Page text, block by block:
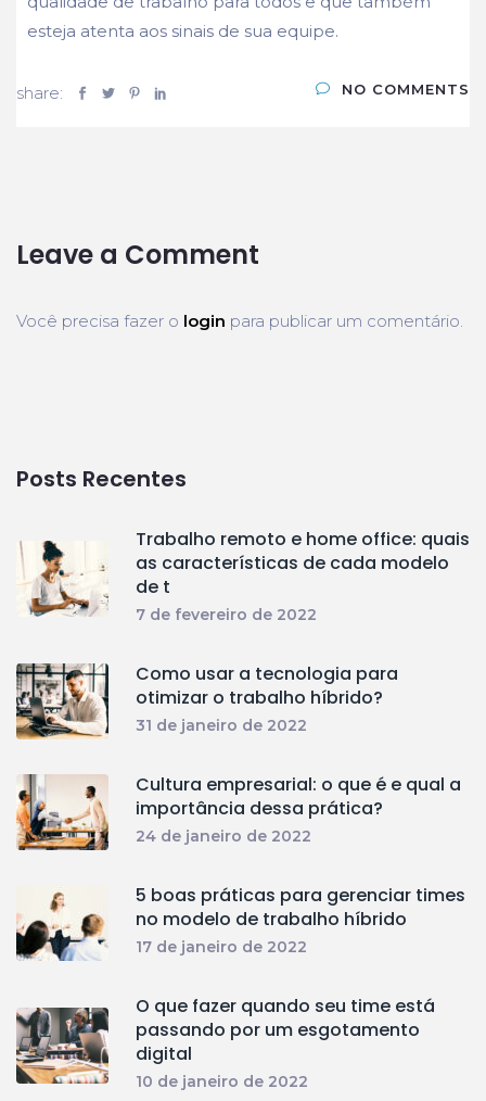
esteja atenta aos sinais de sua equipe.
share: NO COMMENTS
Leave a Comment
Você precisa fazer o login para publicar um comentário.
Posts Recentes
Trabalho remoto e home office: quais
as características de cada modelo
de t
7 de fevereiro de 2022
Como usar a tecnologia para
otimizar o trabalho híbrido?
31 de janeiro de 2022
Cultura empresarial: o que é e qual a
importância dessa prática?
24 de janeiro de 2022
5 boas práticas para gerenciar times
no modelo de trabalho híbrido
17 de janeiro de 2022
O que fazer quando seu time está
passando por um esgotamento
digital
10 de janeiro de 2022